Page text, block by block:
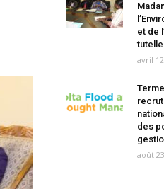
et de
avril
des
août